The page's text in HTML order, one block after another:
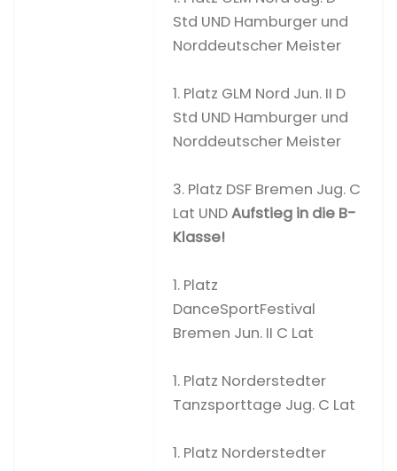
Std UND Hamburger und
Norddeutscher Meister
1. Platz GLM Nord Jun. II D
Std UND Hamburger und
Norddeutscher Meister
3. Platz DSF Bremen Jug. C
Lat UNDAufstieg in die B-
Klasse!
1. Platz
DanceSportFestival
Bremen Jun. II C Lat
1. Platz Norderstedter
Tanzsporttage Jug. C Lat
1. Platz Norderstedter